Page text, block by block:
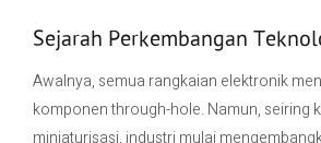
Sejarah Perkembangan
Awalnya, semua rangkaian elektronik
komponen through-hole. Namun, seiring